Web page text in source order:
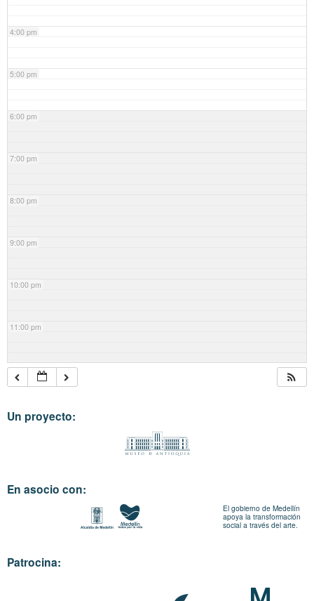
4:00 pm
5:00 pm
6:00 pm
7:00 pm
8:00 pm
9:00 pm
10:00 pm
11:00 pm
Un proyecto:
En asocio con:
El gobierno de Medellín
apoya la transformación
social a través del arte.
Patrocina: